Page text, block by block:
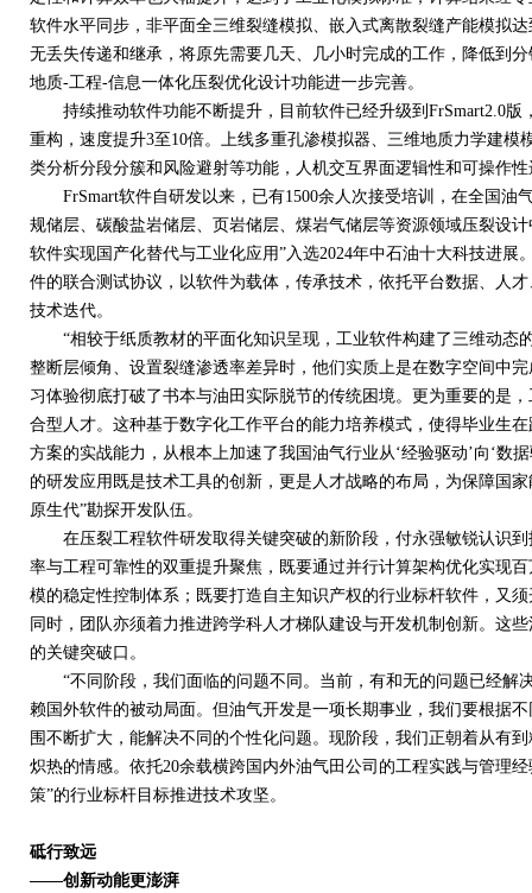
软件水平同步，非平面全三维裂缝模拟、嵌入式离散裂缝产能模拟
无丢失传递和继承，将原先需要几天、几小时完成的工作，降低到
地质-工程-信息一体化压裂优化设计功能进一步完善。
持续推动软件功能不断提升，目前软件已经升级到 FrSmart2.0版
重构，速度提升3至 10倍。上线多重孔渗模拟器、三维地质力学建模
类分析分段分簇和风险避射等功能，人机交互界面逻辑性和可操作
FrSmart软件自研发以来，已有1500余人次接受培训，在全国油
规储层、碳酸盐岩储层、页岩储层、煤岩气储层等资源领域压裂设
软件实现国产化替代与工业化应用”入选2024年中石油十大科技进展
件的联合测试协议，以软件为载体，传承技术，依托平台数据、人
技术迭代。
“相较于纸质教材的平面化知识呈现，工业软件构建了三维动态
整断层倾角、设置裂缝渗透率差异时，他们实质上是在数字空间中
习体验彻底打破了书本与油田实际脱节的传统困境。更为重要的是
合型人才。这种基于数字化工作平台的能力培养模式，使得毕业生
方案的实战能力，从根本上加速了我国油气行业从‘经验驱动’向‘数
的研发应用既是技术工具的创新，更是人才战略的布局，为保障国
原生代”勘探开发队伍。
在压裂工程软件研发取得关键突破的新阶段，付永强敏锐认识到
率与工程可靠性的双重提升聚焦，既要通过并行计算架构优化实现
模的稳定性控制体系；既要打造自主知识产权的行业标杆软件，又
同时，团队亦须着力推进跨学科人才梯队建设与开发机制创新。这
的关键突破口。
“不同阶段，我们面临的问题不同。当前，有和无的问题已经解
赖国外软件的被动局面。但油气开发是一项长期事业，我们要根据
围不断扩大，能解决不同的个性化问题。现阶段，我们正朝着从有
炽热的情感。依托20余载横跨国内外油气田公司的工程实践与管理
策”的行业标杆目标推进技术攻坚。
砥行致远
——创新动能更澎湃